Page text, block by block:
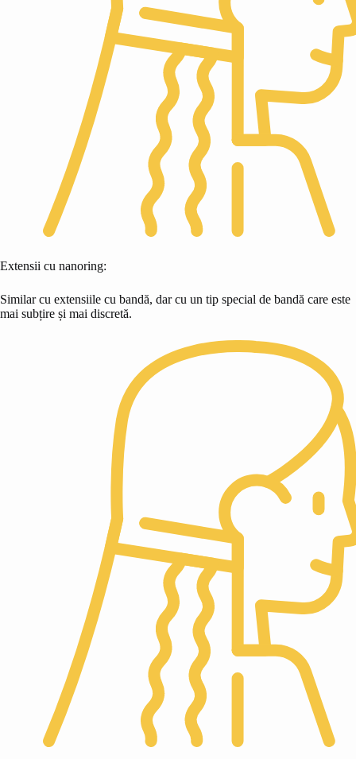
Extensii cu nanoring:
Similar cu extensiile cu bandă, dar cu un tip special de bandă care este
mai subțire și mai discretă.